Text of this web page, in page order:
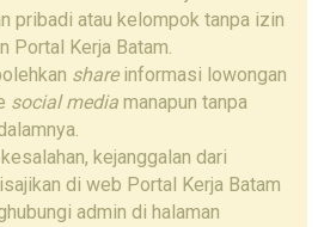
pribadi atau kelompok tanpa izin
Portal Kerja Batam.
shareinformasi lowongan
social mediamanapun tanpa
kejanggalan dari
di web Portal Kerja Batam
admin di halaman